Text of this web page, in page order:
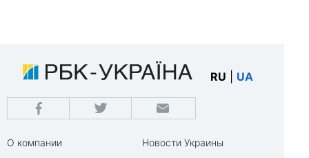
RU UA
О компании
Новости Украины